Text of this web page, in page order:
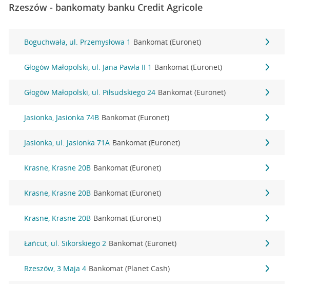
Rzeszów - bankomaty banku Credit Agricole
Boguchwała, ul. Przemysłowa 1 Bankomat (Euronet)
Głogów Małopolski, ul. Jana Pawła II 1 Bankomat (Euronet)
Głogów Małopolski, ul. Piłsudskiego 24 Bankomat (Euronet)
Jasionka, Jasionka 74B Bankomat (Euronet)
Jasionka, ul. Jasionka 71A Bankomat (Euronet)
Krasne, Krasne 20B Bankomat (Euronet)
Krasne, Krasne 20B Bankomat (Euronet)
Krasne, Krasne 20B Bankomat (Euronet)
Łańcut, ul. Sikorskiego 2 Bankomat (Euronet)
Rzeszów, 3 Maja 4 Bankomat (Planet Cash)